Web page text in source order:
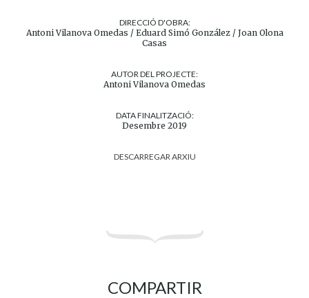
DIRECCIÓ D'OBRA:
Antoni Vilanova Omedas / Eduard Simó González / Joan Olona
Casas
AUTOR DEL PROJECTE:
Antoni Vilanova Omedas
DATA FINALITZACIÓ:
Desembre 2019
DESCARREGAR ARXIU
COMPARTIR